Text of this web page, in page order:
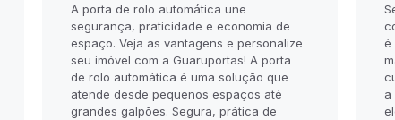
A porta de rolo automática une
segurança, praticidade e economia de
espaço. Veja as vantagens e personalize
seu imóvel com a Guaruportas! A porta
de rolo automática é uma solução que
atende desde pequenos espaços até
grandes galpões. Segura, prática de
é
a